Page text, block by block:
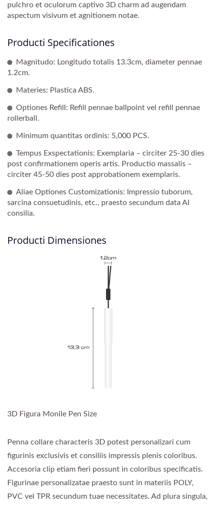
pulchro et oculorum captivo 3D charm ad augendam
aspectum visivum et agnitionem notae.
Producti Specificationes
Magnitudo: Longitudo totalis 13.3cm, diameter pennae
1.2cm.
Materies: Plastica ABS.
Optiones Refill: Refill pennae ballpoint vel refill pennae
rollerball.
Minimum quantitas ordinis: 5,000 PCS.
Tempus Exspectationis: Exemplaria – circiter 25-30 dies
post confirmationem operis artis. Productio massalis –
circiter 45-50 dies post approbationem exemplaris.
Aliae Optiones Customizationis: Impressio tuborum,
sarcina consuetudinis, etc., praesto secundum data AI
consilia.
Producti Dimensiones
3D Figura Monile Pen Size
Penna collare characteris 3D potest personalizari cum
figurinis exclusivis et consiliis impressis plenis coloribus.
Accesoria clip etiam fieri possunt in coloribus specificatis.
Figurinae personalizatae praesto sunt in materiis POLY,
PVC vel TPR secundum tuae necessitates. Ad plura singula,